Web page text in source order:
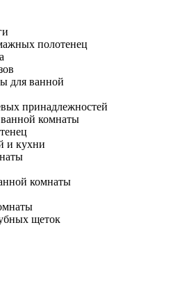
полотенец
для ванной
принадлежностей
ванной комнаты
и кухни
комнаты
щеток